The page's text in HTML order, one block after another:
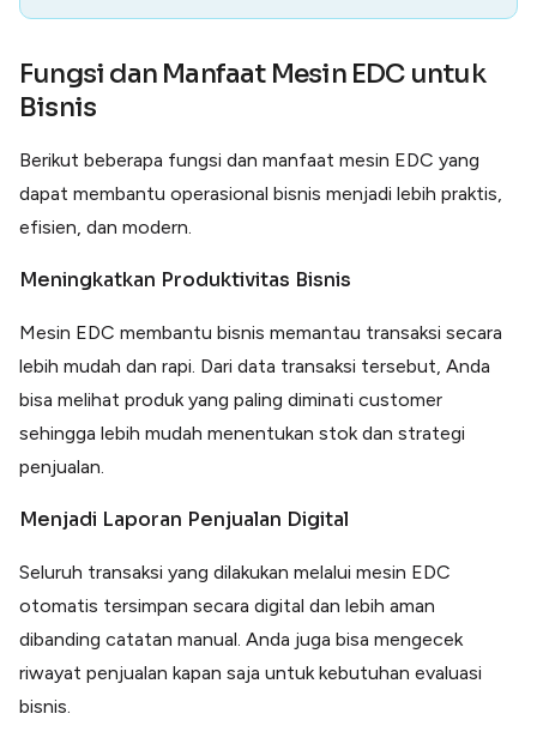
Fungsi dan Manfaat Mesin EDC untuk
Bisnis
Berikut beberapa fungsi dan manfaat mesin EDC yang
dapat membantu operasional bisnis menjadi lebih praktis,
efisien, dan modern.
Meningkatkan Produktivitas Bisnis
Mesin EDC membantu bisnis memantau transaksi secara
lebih mudah dan rapi. Dari data transaksi tersebut, Anda
bisa melihat produk yang paling diminati customer
sehingga lebih mudah menentukan stok dan strategi
penjualan.
Menjadi Laporan Penjualan Digital
Seluruh transaksi yang dilakukan melalui mesin EDC
otomatis tersimpan secara digital dan lebih aman
dibanding catatan manual. Anda juga bisa mengecek
riwayat penjualan kapan saja untuk kebutuhan evaluasi
bisnis.